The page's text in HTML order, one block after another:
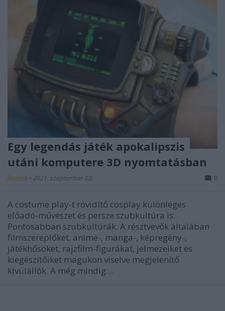
Egy legendás játék apokalipszis
utáni komputere 3D nyomtatásban
ferenck • 2021. szeptember 02. 0
A costume play-t rövidítő cosplay különleges
előadó-művészet és persze szubkultúra is.
Pontosabban szubkultúrák. A résztvevők általában
filmszereplőket, anime-, manga-, képregény-,
játékhősöket, rajzfilm-figurákat, jelmezeiket és
kiegészítőiket magukon viselve megjelenítő
kívülállók. A még mindig…